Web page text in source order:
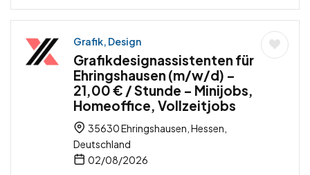
Grafik, Design
Grafikdesignassistenten für
Ehringshausen (m/w/d) –
21,00 € / Stunde – Minijobs,
Homeoffice, Vollzeitjobs
35630 Ehringshausen, Hessen,
Deutschland
02/08/2026